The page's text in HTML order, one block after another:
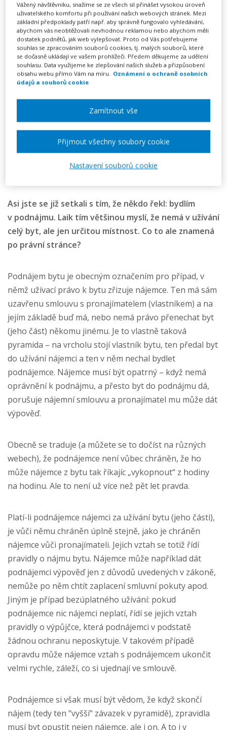
Jsme v tom spolu
31. 03. 2020
V ROCE 2021 JEN TO NEJLEPŠÍ
14. 01. 2021 Autor: Vzorné Právo
PŘEJEME VÁM ŠŤASTNÝ ROK 2022
17. 06. 2019 AUTOR: PETR BEZOUŠKA
KATEGORIE:
Asi jste se již setkali s tím, že někdo řekl: bydlím
v podnájmu. Laik tím většinou myslí, že nemá v užívání
celý byt, ale jen určitou místnost. Co to ale znamená
po právní stránce?
Podnájem bytu je obecným označením pro případ, v
němž užívací právo k bytu zřizuje nájemce. Ten má sám
uzavřenu smlouvu s pronajímatelem (vlastníkem) a na
jejím základě buď má, nebo nemá právo přenechat byt
(jeho část) někomu jinému. Je to vlastně taková
pyramida – na vrcholu stojí vlastník bytu, ten předal byt
do užívání nájemci a ten v něm nechal bydlet
podnájemce. Nájemce musí být opatrný – když nemá
oprávnění k podnájmu, a přesto byt do podnájmu dá,
porušuje nájemní smlouvu a pronajímatel mu může dát
výpověď.
Obecně se traduje (a můžete se to dočíst na různých
webech), že podnájemce není vůbec chráněn, že ho
může nájemce z bytu tak říkajíc „vykopnout“ z hodiny
na hodinu. Ale to není už více než pět let pravda.
Platí-li podnájemce nájemci za užívání bytu (jeho části),
je vůči němu chráněn úplně stejně, jako je chráněn
nájemce vůči pronajímateli. Jejich vztah se totiž řídí
pravidly o nájmu bytu. Nájemce může například dát
podnájemci výpověď jen z důvodů uvedených v zákoně,
nemůže po něm chtít zaplacení smluvní pokuty apod.
Jiným je případ bezúplatného užívání: pokud
podnájemce nic nájemci neplatí, řídí se jejich vztah
pravidly o výpůjčce, která podnájemci v podstatě
žádnou ochranu neposkytuje. V takovém případě
opravdu může nájemce vztah s podnájemcem ukončit
velmi rychle, záleží, co si ujednají ve smlouvě.
Podnájemce si však musí být vědom, že když skončí
nájem (tedy ten "vyšší" závazek v pyramidě), zpravidla
musí byt opustit nejen nájemce, ale i on. A to i v
Vážený návštěvníku, snažíme se ze všech sil přinášet vysokou úroveň
uživatelského komfortu při používání našich webových stránek. Mezi
základní předpoklady patří např. aby správně fungovalo vyhledávání,
abychom vás neobtěžovali nevhodnou reklamou nebo abychom měli
dostatek podnětů, jak web vylepšovat. Proto od Vás potřebujeme
souhlas se zpracováním souborů cookies, tj. malých souborů, které
se dočasně ukládají ve vašem prohlížeči. Předem děkujeme za udělení
souhlasu. Data využijeme ke zlepšování našich služeb a přizpůsobení
obsahu webu přímo Vám na míru. Oznámení o ochraně osobních
údajů a souborů cookie
Nastavení souborů cookie
Zamítnout vše
Přijmout všechny soubory cookie